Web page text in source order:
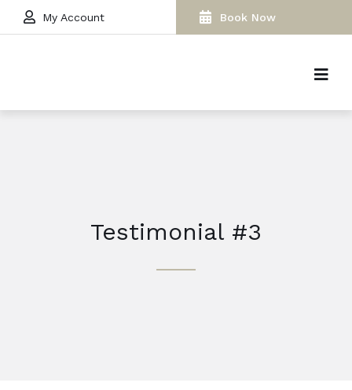
My Account Book Now
Testimonial #3